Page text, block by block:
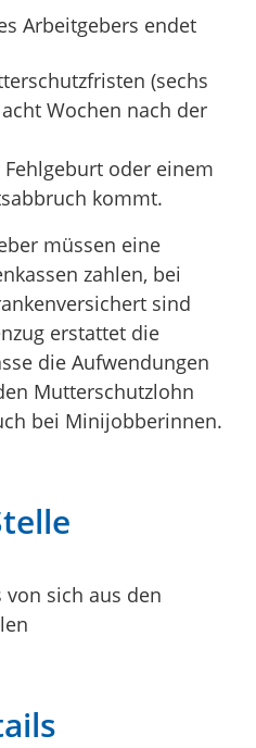
Arbeitgebers endet
(sechs
Wochen nach der
oder einem
kommt.
müssen eine
zahlen, bei
sind
erstattet die
die Aufwendungen
Mutterschutzlohn
bei Minijobberinnen.
sich aus den